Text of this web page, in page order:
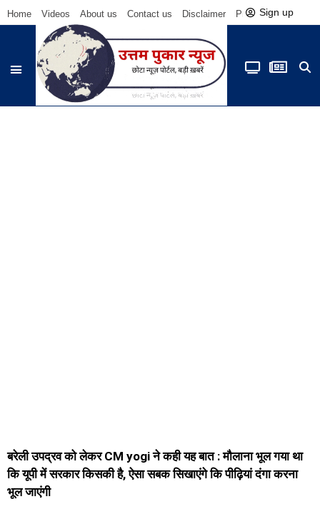
Home Videos About us Contact us Disclaimer Privacy Policy
Sign up
बरेली उपद्रव को लेकर CM yogi ने कही यह बात : मौलाना भूल गया था
कि यूपी में सरकार किसकी है, ऐसा सबक सिखाएंगे कि पीढ़ियां दंगा करना
भूल जाएंगी